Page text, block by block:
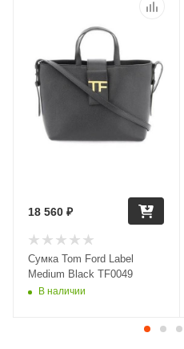
Сумка Tom Ford Label
Medium Black TF0049
В наличии
18 560 ₽